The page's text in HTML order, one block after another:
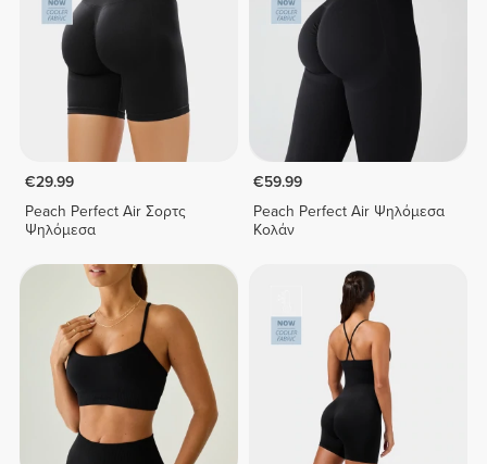
€29.99
Peach Perfect Air Σορτς
Ψηλόμεσα
€59.99
Peach Perfect Air Ψηλόμεσα
Κολάν